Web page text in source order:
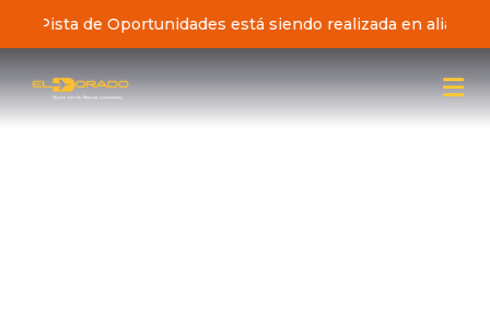
Pista de Oportunidades está siendo realizada en